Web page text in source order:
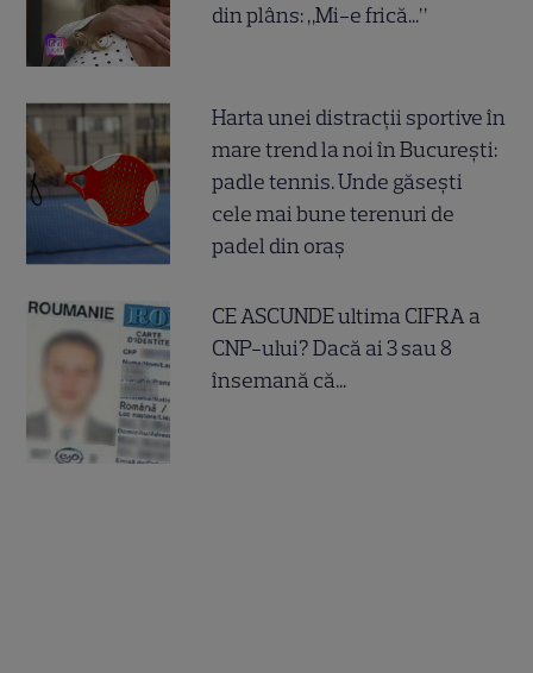
din plâns: „Mi-e frică...”
Harta unei distracții sportive în
mare trend la noi în București:
padle tennis. Unde găsești
cele mai bune terenuri de
padel din oraș
CE ASCUNDE ultima CIFRA a
CNP-ului? Dacă ai 3 sau 8
însemană că...